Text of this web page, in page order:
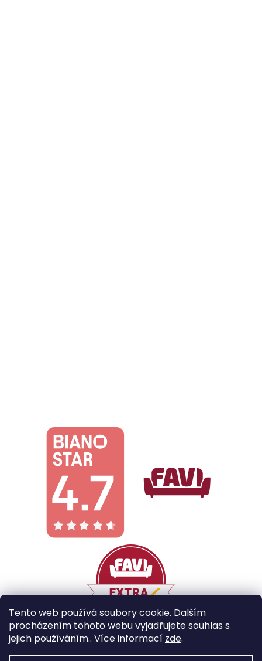
Tento web používá soubory cookie. Dalším
procházením tohoto webu vyjadřujete souhlas s
jejich používáním.. Více informací zde.